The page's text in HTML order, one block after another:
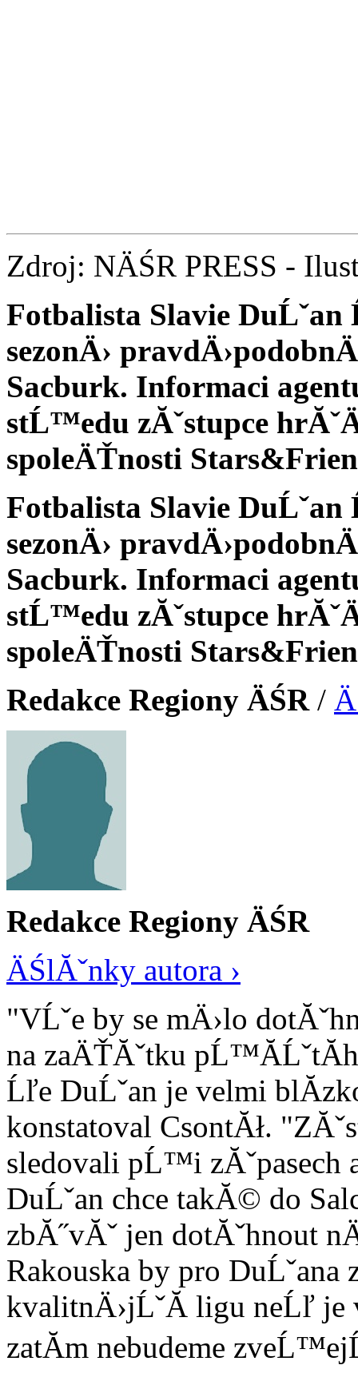
Zdroj: NÄŚR PRESS -
Fotbalista Slavie
sezonÄ›
Sacburk. Informaci
stĹ™edu zĂˇstupce
spoleÄŤnosti
Fotbalista Slavie
sezonÄ›
Sacburk. Informaci
stĹ™edu zĂˇstupce
spoleÄŤnosti
Redakce Regiony ÄŚR/
Redakce Regiony ÄŚR
ÄŚlĂˇnky autora ›
"VĹˇe by se mÄ›lo
na zaÄŤĂˇtku
Ĺľe DuĹˇan je velmi
konstatoval CsontĂł.
sledovali pĹ™i zĂˇpasech
DuĹˇan chce takĂ© do
zbĂ˝vĂˇ jen dotĂˇhnout
Rakouska by pro
kvalitnÄ›jĹˇĂ­ ligu neĹľ je
zatĂ­m nebudeme